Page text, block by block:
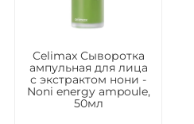
Primrose) Flower
Lobata Root Extract,
Leaf Extract, Tocopherol.
Celimax Сыворотка
ампульная для лица
с экстрактом нони -
Noni energy ampoule,
50мл